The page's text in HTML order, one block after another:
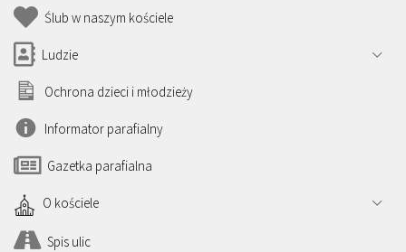
Ślub w naszym kościele
Ludzie
Ochrona dzieci i młodzieży
Informator parafialny
Gazetka parafialna
O kościele
Spis ulic